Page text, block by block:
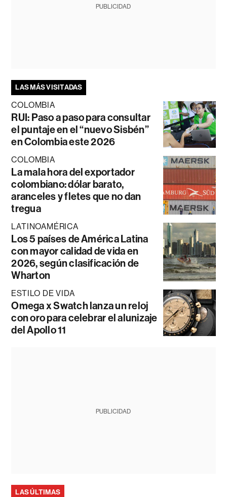
PUBLICIDAD
LAS MÁS VISITADAS
COLOMBIA
RUI: Paso a paso para consultar
el puntaje en el “nuevo Sisbén”
en Colombia este 2026
COLOMBIA
La mala hora del exportador
colombiano: dólar barato,
aranceles y fletes que no dan
tregua
LATINOAMÉRICA
Los 5 países de América Latina
con mayor calidad de vida en
2026, según clasificación de
Wharton
ESTILO DE VIDA
Omega x Swatch lanza un reloj
con oro para celebrar el alunizaje
del Apollo 11
PUBLICIDAD
LAS ÚLTIMAS